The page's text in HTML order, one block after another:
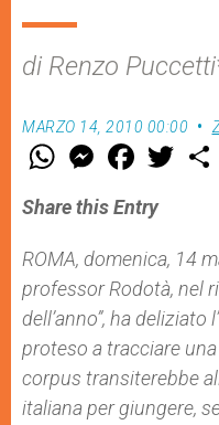
di Renzo
MARZO 14, 2010 00:00
W
h
t
s
p
p
M
e
s
e
g
e
r
F
a
e
b
o
k
w
r
Share this Entry
ROMA, domenica, 14
professor Rodotà, nel
dell’anno”, ha
proteso a tracciare una
corpus transiterebbe
italiana per giungere,